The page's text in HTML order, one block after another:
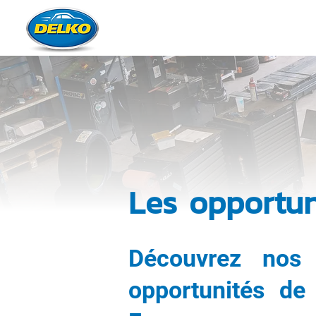
Les
Découvrez
opportunités